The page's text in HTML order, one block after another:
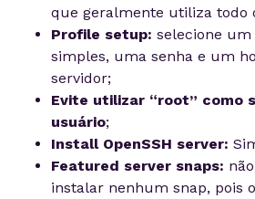
que geralmente utiliza todo
Profile setup: selecione
simples, uma senha e um
servidor;
Evite utilizar “root” como
usuário;
Install OpenSSH server:
Featured server snaps:
instalar nenhum snap, pois